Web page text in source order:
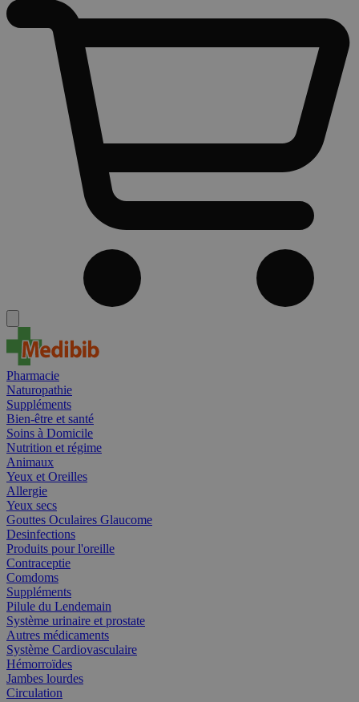
Pharmacie
Naturopathie
Suppléments
Bien-être et santé
Soins à Domicile
Nutrition et régime
Animaux
Yeux et Oreilles
Allergie
Yeux secs
Gouttes Oculaires Glaucome
Desinfections
Produits pour l'oreille
Contraceptie
Comdoms
Suppléments
Pilule du Lendemain
Système urinaire et prostate
Autres médicaments
Système Cardiovasculaire
Hémorroïdes
Jambes lourdes
Circulation